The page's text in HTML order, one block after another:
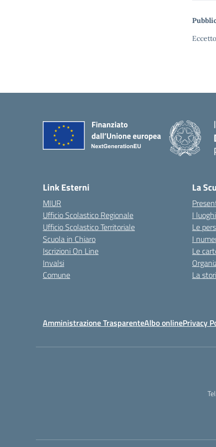
Link Esterni
MIUR
Ufficio Scolastico Regionale
Ufficio Scolastico Territoriale
Scuola in Chiaro
Iscrizioni On Line
Invalsi
Comune
La
I luoghi
Le
I
Le
La
Amministrazione TrasparenteAlbo onlinePrivacy